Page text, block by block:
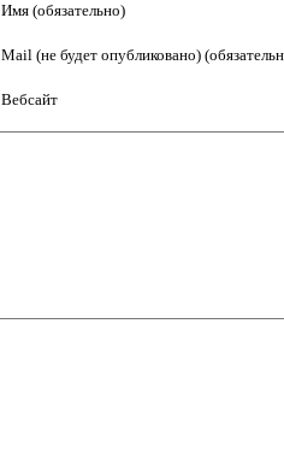
Имя (обязательно)
Mail (не будет опубликовано)
Вебсайт